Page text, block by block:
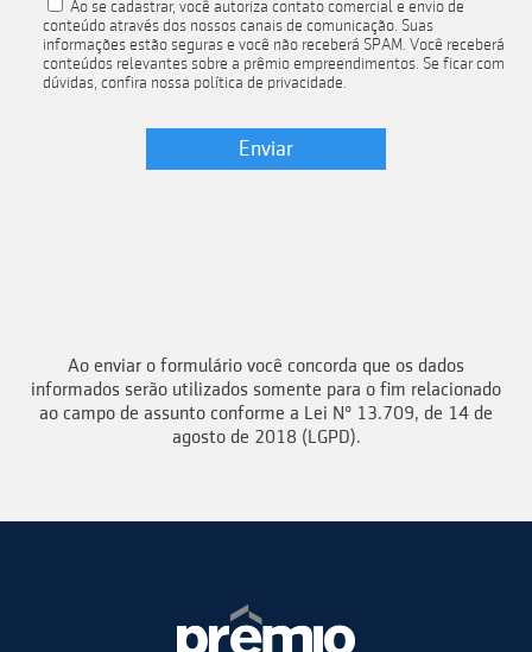
Ao se cadastrar, você autoriza contato comercial e envio de
conteúdo através dos nossos canais de comunicação. Suas
informações estão seguras e você não receberá SPAM. Você receberá
conteúdos relevantes sobre a prêmio empreendimentos. Se ficar com
dúvidas, confira nossa política de privacidade.
Ao enviar o formulário você concorda que os dados
informados serão utilizados somente para o fim relacionado
ao campo de assunto conforme a Lei Nº 13.709, de 14 de
agosto de 2018 (LGPD).